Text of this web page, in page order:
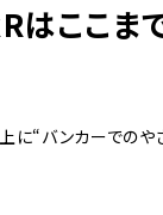
ここま
“バンカーでのや